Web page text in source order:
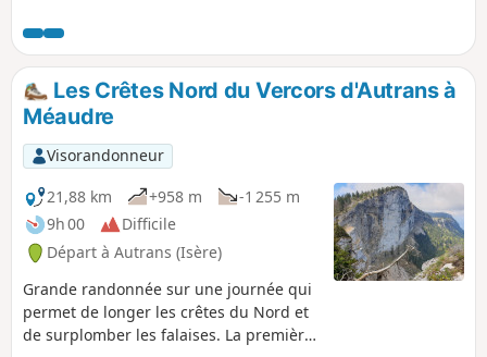
Les Crêtes Nord du Vercors d'Autrans à
Méaudre
Visorandonneur
21,88 km
+958 m
-1 255 m
9h 00
Difficile
Départ à Autrans (Isère)
Grande randonnée sur une journée qui
permet de longer les crêtes du Nord et
de surplomber les falaises. La première